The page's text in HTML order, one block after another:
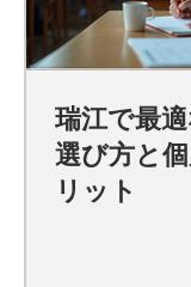
瑞江で最適
選び方と個
リット